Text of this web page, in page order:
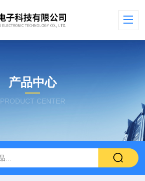
产品中心
PRODUCT CENTER